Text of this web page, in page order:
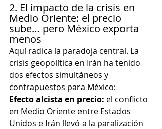
2. El impacto de la crisis en
Medio Oriente: el precio
sube… pero México exporta
menos
Aquí radica la paradoja central. La
crisis geopolítica en Irán ha tenido
dos efectos simultáneos y
contrapuestos para México:
Efecto alcista en precio: el conflicto
en Medio Oriente entre Estados
Unidos e Irán llevó a la paralización